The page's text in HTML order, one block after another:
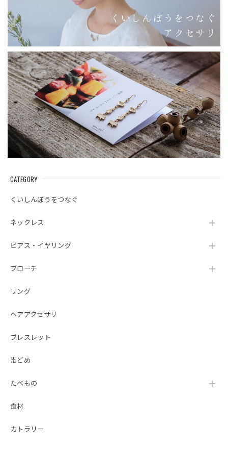
CATEGORY
くいしんぼうをつなぐ
ネックレス
ピアス・イヤリング
ブローチ
リング
ヘアアクセサリ
ブレスレット
帯どめ
たべもの
食材
カトラリー